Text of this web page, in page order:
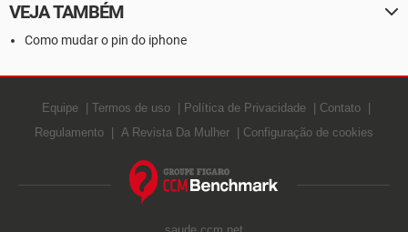
VEJA TAMBÉM
Como mudar o pin do iphone
Equipe Termos de uso Política de Privacidade
Contato
Regulamento
A Revista Da Mulher Configuração de cookies